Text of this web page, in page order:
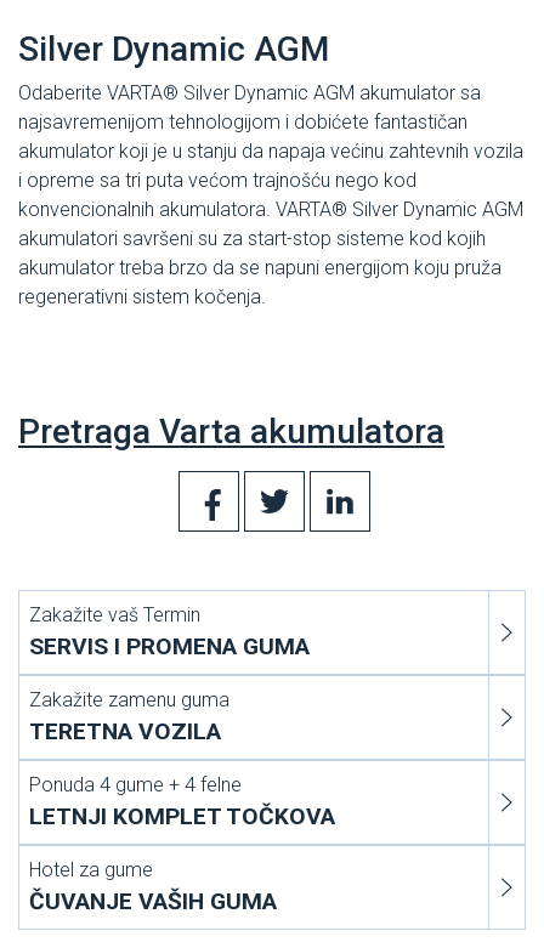
Silver Dynamic AGM
Odaberite VARTA® Silver Dynamic AGM akumulator sa
najsavremenijom tehnologijom i dobićete fantastičan
akumulator koji je u stanju da napaja većinu zahtevnih vozila
i opreme sa tri puta većom trajnošću nego kod
konvencionalnih akumulatora. VARTA® Silver Dynamic AGM
akumulatori savršeni su za start-stop sisteme kod kojih
akumulator treba brzo da se napuni energijom koju pruža
regenerativni sistem kočenja.
Pretraga Varta akumulatora
Zakažite vaš Termin
SERVIS I PROMENA GUMA
Zakažite zamenu guma
TERETNA VOZILA
Ponuda 4 gume + 4 felne
LETNJI KOMPLET TOČKOVA
Hotel za gume
ČUVANJE VAŠIH GUMA